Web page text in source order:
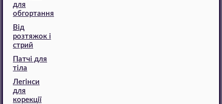
для
обгортання
Від
розтяжок і
стрий
Патчі для
тіла
Легінси
для
корекції